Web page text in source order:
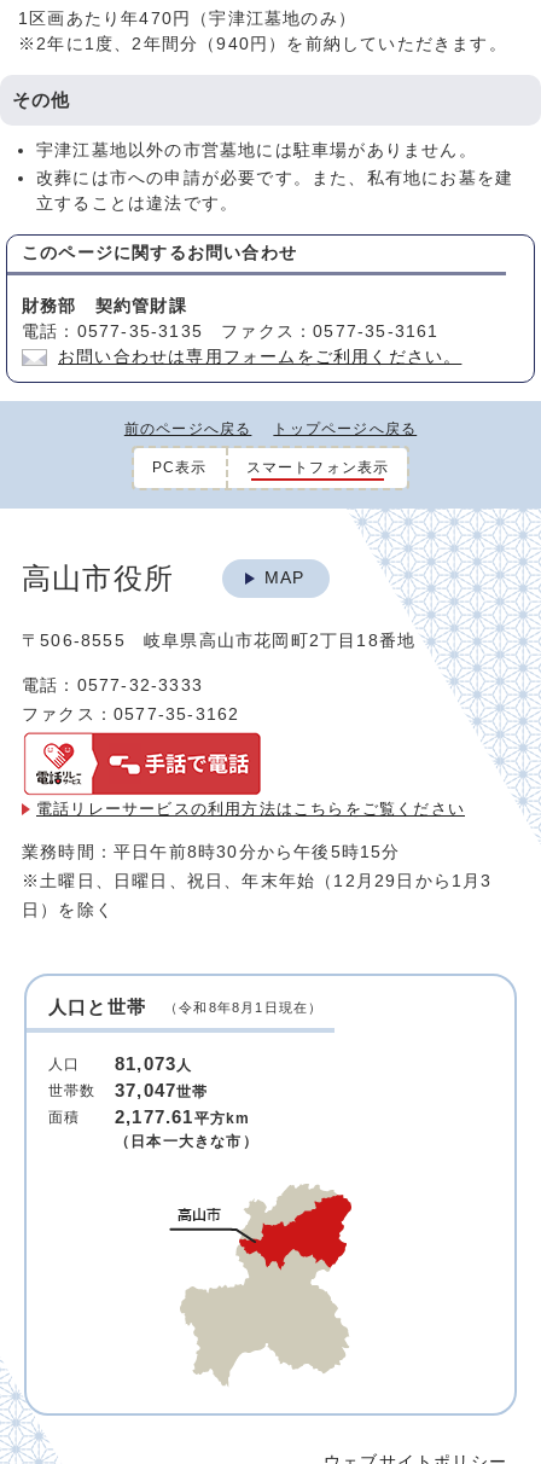
1区画あたり年470円（宇津江墓地のみ）
※2年に1度、2年間分（940円）を前納していただきます。
その他
宇津江墓地以外の市営墓地には駐車場がありません。
改葬には市への申請が必要です。また、私有地にお墓を建
立することは違法です。
このページに関する お問い合わせ
財務部 契約管財課
電話：0577-35-3135 ファクス：0577-35-3161
お問い合わせは専用フォームをご利用ください。
前のページへ戻る トップページへ戻る
PC表示 スマートフォン表示
高山市役所 MAP
〒506-8555 岐阜県高山市花岡町2丁目18番地
電話：0577-32-3333
ファクス：0577-35-3162
電話リレーサービスの利用方法は こちらをご覧ください
業務時間：平日午前8時30分から午後5時15分
※土曜日、日曜日、祝日、年末年始（12月29日から1月3
日）を除く
人口と世帯 （令和8年8月1日現在）
人口 81,073人
世帯数
37,047世帯
面積
2,177.61平方km
（日本一大きな市）